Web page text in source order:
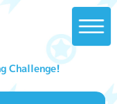
Challenge!